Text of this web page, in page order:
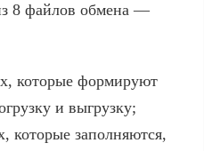
8 файлов обмена —
которые формируют
и выгрузку;
которые заполняются,